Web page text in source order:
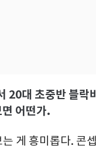
20대 초중반 블락
어떤가.
게 흥미롭다. 콘